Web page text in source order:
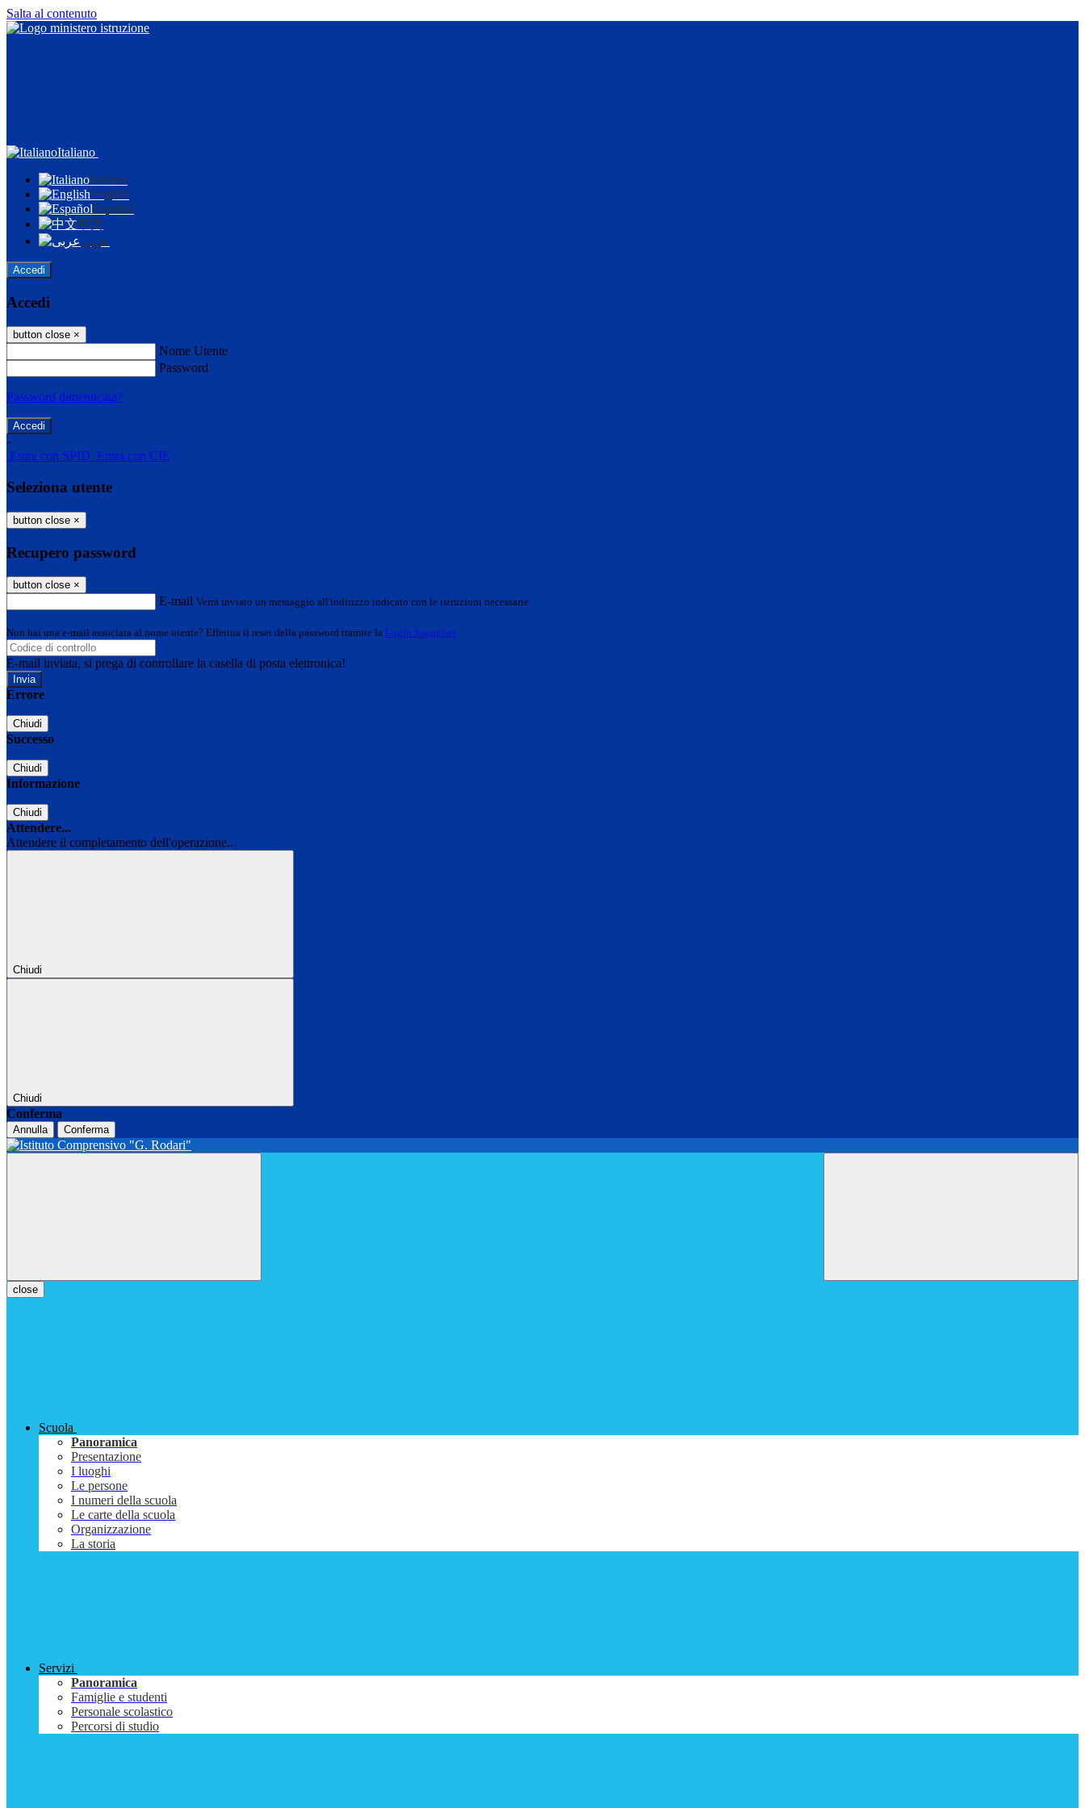
Salta al contenuto
Italiano
Italiano
English
Español
中文
عربى
Accedi
Accedi
button close ×
Nome Utente
Password
Password dimenticata?
-
Entra con SPID Entra con CIE
Seleziona utente
button close ×
Recupero password
button close ×
E-mail Verrà inviato un messaggio all'indirizzo indicato con le istruzioni necessarie.
Non hai una e-mail associata al nome utente? Effettua il reset della password tramite la Login Spaggiari
E-mail inviata, si prega di controllare la casella di posta elettronica!
Errore
Chiudi
Successo
Chiudi
Informazione
Chiudi
Attendere...
Attendere il completamento dell'operazione...
Chiudi
Chiudi
Conferma
Annulla Conferma
close
Scuola
Panoramica
Presentazione
I luoghi
Le persone
I numeri della scuola
Le carte della scuola
Organizzazione
La storia
Servizi
Panoramica
Famiglie e studenti
Personale scolastico
Percorsi di studio